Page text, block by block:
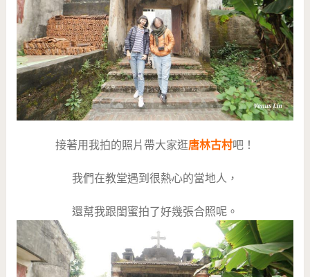
接著用我拍的照片帶大家逛唐林古村吧！
我們在教堂遇到很熱心的當地人，
還幫我跟閨蜜拍了好幾張合照呢。